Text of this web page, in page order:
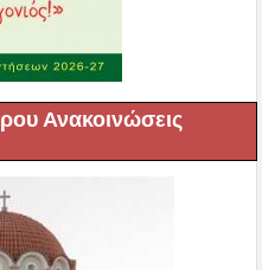
Ανακοινώσεις